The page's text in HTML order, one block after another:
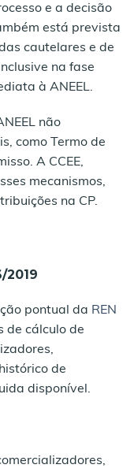
e a decisão
está prevista
cautelares e de
na fase
à ANEEL.
não
como Termo de
A CCEE,
mecanismos,
na CP.
2019
pontual da REN
de cálculo de
de
disponível.